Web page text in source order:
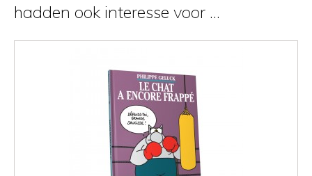
hadden ook interesse voor ...